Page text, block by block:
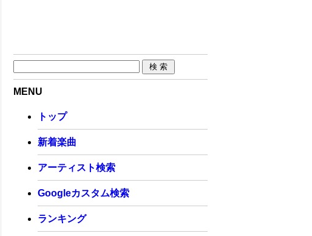
MENU
トップ
新着楽曲
アーティスト検索
Googleカスタム検索
ランキング